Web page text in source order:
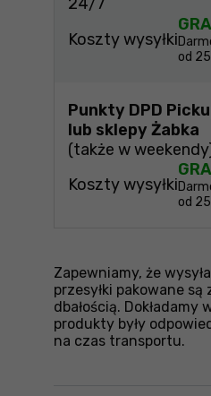
Koszty wysyłki
od
Punkty DPD
lub sklepy Żabka
(także w
Koszty wysyłki
od
Zapewniamy, że
przesyłki pakowane są
dbałością.
produkty były
na czas transportu.